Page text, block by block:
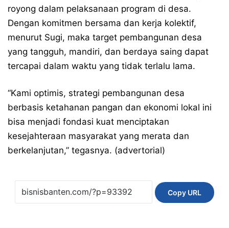
royong dalam pelaksanaan program di desa.
Dengan komitmen bersama dan kerja kolektif,
menurut Sugi, maka target pembangunan desa
yang tangguh, mandiri, dan berdaya saing dapat
tercapai dalam waktu yang tidak terlalu lama.
“Kami optimis, strategi pembangunan desa
berbasis ketahanan pangan dan ekonomi lokal ini
bisa menjadi fondasi kuat menciptakan
kesejahteraan masyarakat yang merata dan
berkelanjutan,” tegasnya. (advertorial)
Copy URL